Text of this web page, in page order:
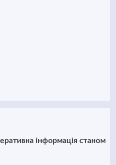
інформація станом